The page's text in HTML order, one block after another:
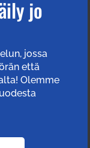
jo
jossa
että
Olemme